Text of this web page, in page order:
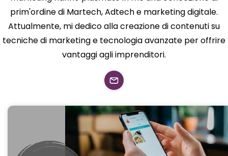
prim'ordine di Martech, Adtech e marketing digitale.
Attualmente, mi dedico alla creazione di contenuti su
tecniche di marketing e tecnologia avanzate per offrire
vantaggi agli imprenditori.